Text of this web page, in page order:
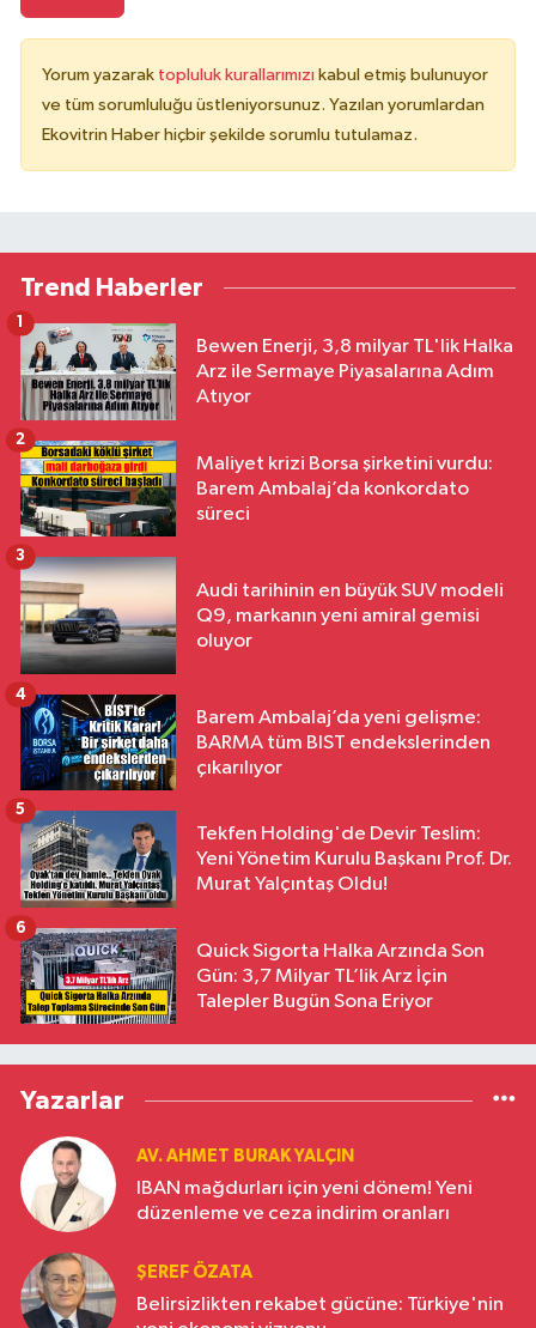
Yorum yazarak topluluk kurallarımızı kabul etmiş bulunuyor
ve tüm sorumluluğu üstleniyorsunuz. Yazılan yorumlardan
Ekovitrin Haber hiçbir şekilde sorumlu tutulamaz.
Trend Haberler
Bewen Enerji, 3,8 milyar TL'lik Halka
Arz ile Sermaye Piyasalarına Adım
Atıyor
Maliyet krizi Borsa şirketini vurdu:
Barem Ambalaj’da konkordato
süreci
2
Audi tarihinin en büyük SUV modeli
Q9, markanın yeni amiral gemisi
oluyor
3
Barem Ambalaj’da yeni gelişme:
BARMA tüm BIST endekslerinden
çıkarılıyor
4
Tekfen Holding'de Devir Teslim:
Yeni Yönetim Kurulu Başkanı Prof. Dr.
Murat Yalçıntaş Oldu!
5
Quick Sigorta Halka Arzında Son
Gün: 3,7 Milyar TL’lik Arz İçin
Talepler Bugün Sona Eriyor
6
Yazarlar
AV. AHMET BURAK YALÇIN
IBAN mağdurları için yeni dönem! Yeni
düzenleme ve ceza indirim oranları
ŞEREF ÖZATA
Belirsizlikten rekabet gücüne: Türkiye'nin